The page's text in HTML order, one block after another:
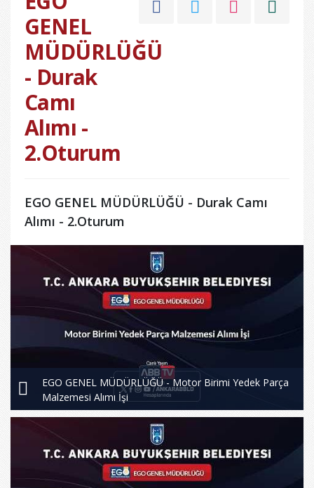
GENEL
MÜDÜRLÜĞÜ
- Durak
Camı
Alımı -
2.Oturum
EGO GENEL MÜDÜRLÜĞÜ - Durak Camı
Alımı - 2.Oturum
EGO GENEL MÜDÜRLÜĞÜ - Motor Birimi Yedek Parça
Malzemesi Alımı İşi